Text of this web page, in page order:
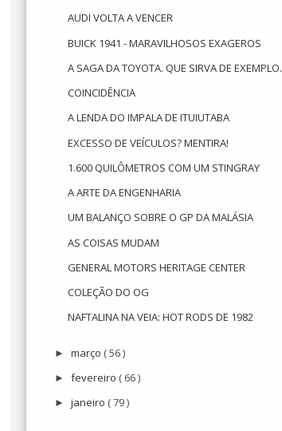
AUDI VOLTA A VENCER
BUICK 1941 - MARAVILHOSOS EXAGEROS
A SAGA DA TOYOTA. QUE SIRVA DE EXEMPLO.
COINCIDÊNCIA
A LENDA DO IMPALA DE ITUIUTABA
EXCESSO DE VEÍCULOS? MENTIRA!
1.600 QUILÔMETROS COM UM STINGRAY
A ARTE DA ENGENHARIA
UM BALANÇO SOBRE O GP DA MALÁSIA
AS COISAS MUDAM
GENERAL MOTORS HERITAGE CENTER
COLEÇÃO DO OG
NAFTALINA NA VEIA: HOT RODS DE 1982
►março ( 56 )
►fevereiro ( 66 )
►janeiro ( 79 )